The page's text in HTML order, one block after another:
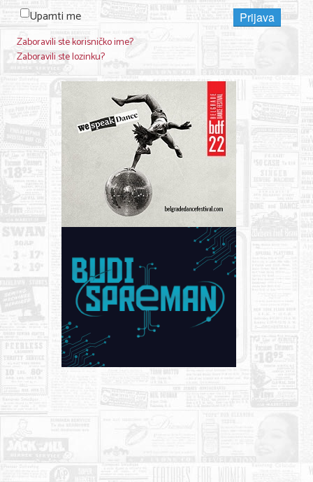
Upamti me
Prijava
Zaboravili ste korisničko ime?
Zaboravili ste lozinku?